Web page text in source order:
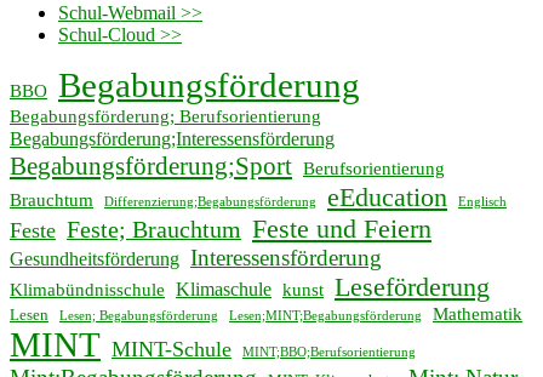
Schul-Webmail >>
Schul-Cloud >>
BBO Begabungsförderung
Begabungsförderung; Berufsorientierung
Begabungsförderung;Interessensförderung
Begabungsförderung;Sport Berufsorientierung
Brauchtum
Differenzierung;Begabungsförderung eEducation Englisch
Feste Feste; Brauchtum Feste und Feiern
Gesundheitsförderung Interessensförderung
Klimabündnisschule Klimaschule kunst Leseförderung
Lesen Lesen; Begabungsförderung Lesen;MINT;Begabungsförderung Mathematik
MINT MINT-Schule MINT;BBO;Berufsorientierung